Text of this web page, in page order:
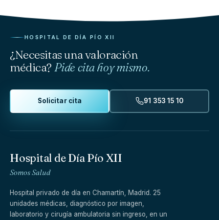
HOSPITAL DE DÍA PÍO XII
¿Necesitas una valoración
médica? Pide cita hoy mismo.
Solicitar cita 91 353 15 10
Hospital de Día Pío XII
Somos Salud
Hospital privado de día en Chamartín, Madrid. 25
unidades médicas, diagnóstico por imagen,
laboratorio y cirugía ambulatoria sin ingreso, en un